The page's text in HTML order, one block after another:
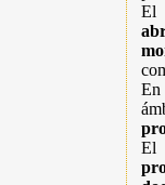
En
El